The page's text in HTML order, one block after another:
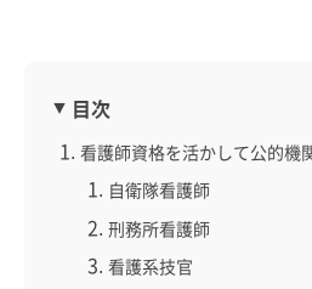
目次
看護師資格を活かして公的機
自衛隊看護師
刑務所看護師
看護系技官